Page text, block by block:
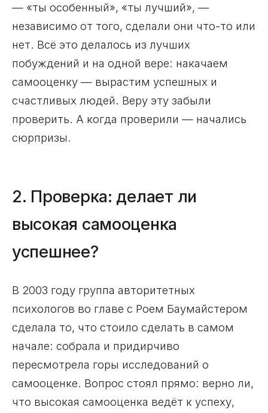
— «ты особенный», «ты лучший», —
независимо от того, сделали они что-то или
нет. Всё это делалось из лучших
побуждений и на одной вере: накачаем
самооценку — вырастим успешных и
счастливых людей. Веру эту забыли
проверить. А когда проверили — начались
сюрпризы.
2. Проверка: делает ли
высокая самооценка
успешнее?
В 2003 году группа авторитетных
психологов во главе с Роем Баумайстером
сделала то, что стоило сделать в самом
начале: собрала и придирчиво
пересмотрела горы исследований о
самооценке. Вопрос стоял прямо: верно ли,
что высокая самооценка ведёт к успеху,